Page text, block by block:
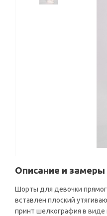
Описание и замеры
Шорты для девочки
вставлен плоский
принт шелкография в виде